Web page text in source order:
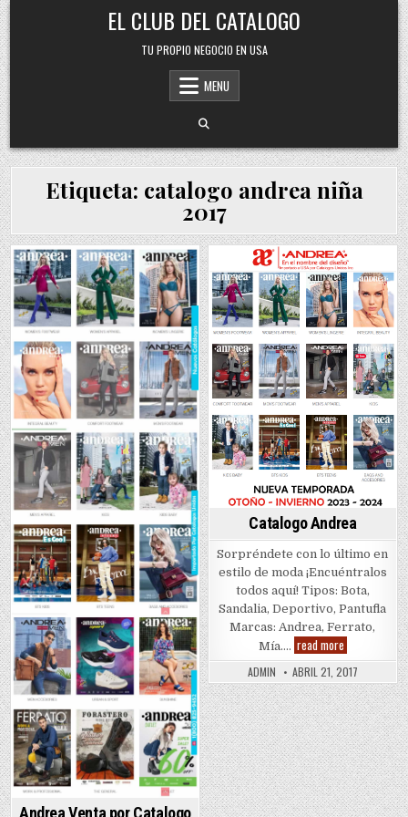
Skip
to
content
EL CLUB DEL CATALOGO
TU PROPIO NEGOCIO EN USA
MENU
Etiqueta: catalogo andrea niña
2017
Posted
in
Andrea Venta por Catalogo
Posted
in
Catalogo Andrea
Sorpréndete con lo último en
estilo de moda ¡Encuéntralos
todos aquí! Tipos: Bota,
Sandalia, Deportivo, Pantufla
Marcas: Andrea, Ferrato,
Mía…. read moreCatalogo
Andrea
ADMIN ABRIL 21, 2017